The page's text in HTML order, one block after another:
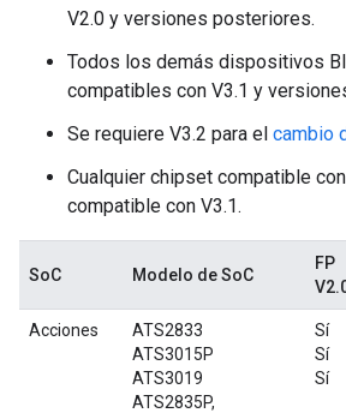
V2.0 y versiones posteriores.
Todos los demás dispositivos
compatibles con V3.1 y
Se requiere V3.2 para el cambio
Cualquier chipset compatible
compatible con V3.1.
SoC Modelo de SoC
FP
Acciones
ATS2833
ATS3015P
ATS3019
ATS2835P,
Sí
Sí
Sí